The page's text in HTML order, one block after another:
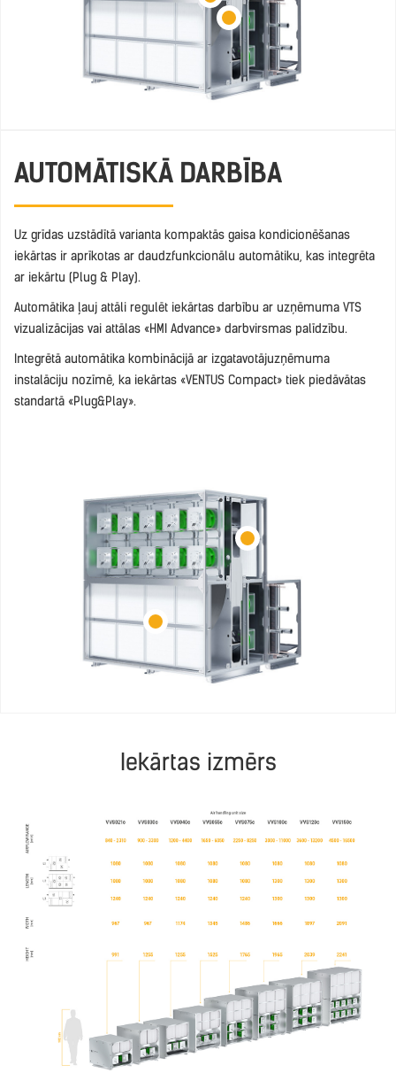
AUTOMĀTISKĀ DARBĪBA
Uz grīdas uzstādītā varianta kompaktās gaisa kondicionēšanas
iekārtas ir aprīkotas ar daudzfunkcionālu automātiku, kas integrēta
ar iekārtu (Plug & Play).
Automātika ļauj attāli regulēt iekārtas darbību ar uzņēmuma VTS
vizualizācijas vai attālas «HMI Advance» darbvirsmas palīdzību.
Integrētā automātika kombinācijā ar izgatavotājuzņēmuma
instalāciju nozīmē, ka iekārtas «VENTUS Compact» tiek piedāvātas
standartā «Plug&Play».
Iekārtas izmērs